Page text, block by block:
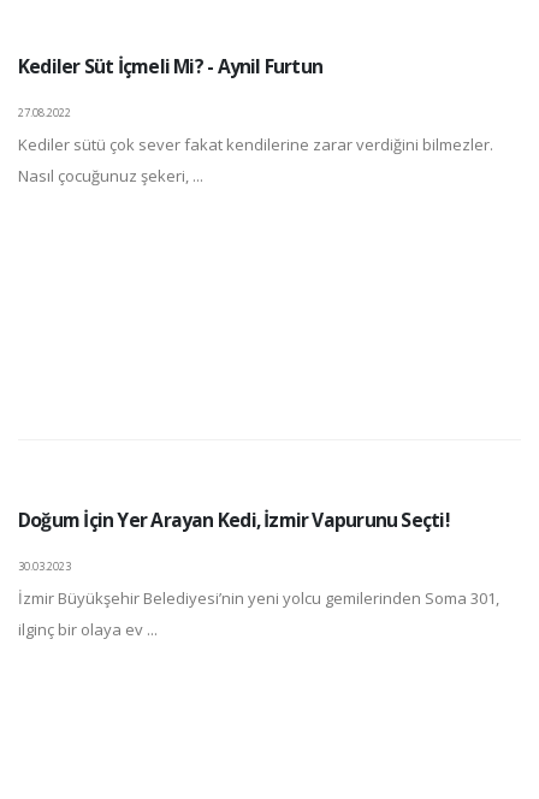
Kediler Süt İçmeli Mi? - Aynil Furtun
27.08.2022
Kediler sütü çok sever fakat kendilerine zarar verdiğini bilmezler.
Nasıl çocuğunuz şekeri, ...
Doğum İçin Yer Arayan Kedi, İzmir Vapurunu Seçti!
30.03.2023
İzmir Büyükşehir Belediyesi’nin yeni yolcu gemilerinden Soma 301,
ilginç bir olaya ev ...